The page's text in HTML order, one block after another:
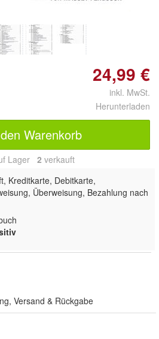
24,99 €
inkl. MwSt.
Herunterladen
Warenkorb
Lager 2 verkauft
Kreditkarte, Debitkarte,
Überweisung, Bezahlung nach
Versand & Rückgabe